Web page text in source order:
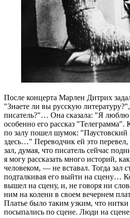
После концерта Марлен Дитрих
"Знаете ли вы русскую
писатель?"… Она сказала: "Я люблю
особенно его рассказ "Телеграмма".
по залу пошел шумок: "Паустовский
здесь…" Переводчик ей это перевел,
зал, думая, что писатель сейчас
я могу рассказать много историй,
человеком, — не вставал. Тогда зал
подталкивая его выйти на сцену…
вышел на сцену, и, не говоря ни
ним на колени в своем вечернем
Платье было таким узким, что нитки
посыпались по сцене. Люди на